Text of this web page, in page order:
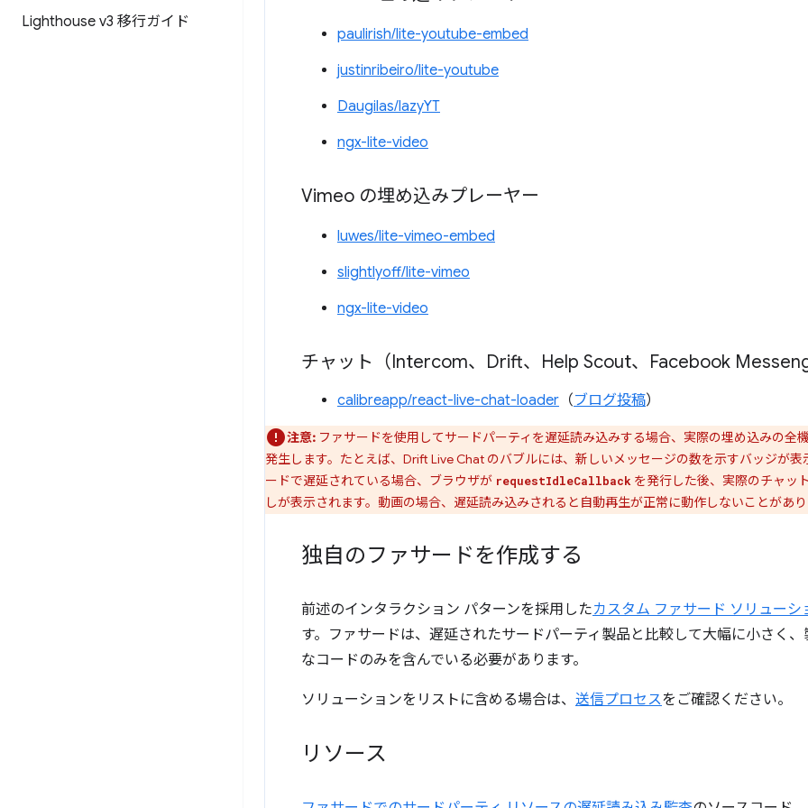
Lighthouse v3 移行ガイド
paulirish/lite-youtube-embed
justinribeiro/lite-youtube
Daugilas/lazyYT
ngx-lite-video
Vimeo の埋め込みプレーヤー
luwes/lite-vimeo-embed
slightlyoff/lite-vimeo
ngx-lite-video
チャット（Intercom、Drift、Help Scout、Facebook
calibreapp/react-live-chat-loader （ブログ投稿）
注意: ファサードを使用してサードパーティを遅延読み込みする場合、実際の埋め込みの全
発生します。たとえば、Drift Live Chat のバブルには、新しいメッセージの数を示すバッジが
ードで遅延されている場合、ブラウザが requestIdleCallback を発行した後、実際のチャッ
しが表示されます。動画の場合、遅延読み込みされると自動再生が正常に動作しないことがあ
独自のファサードを作成する
前述のインタラクション パターンを採用したカスタム ファサード ソリューシ
す。ファサードは、遅延されたサードパーティ製品と比較して大幅に小さく
なコードのみを含んでいる必要があります。
ソリューションをリストに含める場合は、 送信プロセスをご確認ください。
リソース